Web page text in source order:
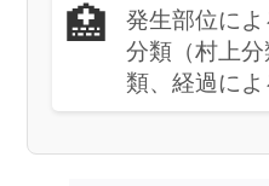
🏥
発生部位に
分類（村上
類、経過に